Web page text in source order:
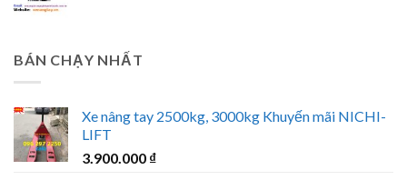
BÁN CHẠY NHẤT
Xe nâng tay 2500kg, 3000kg Khuyến mãi NICHI-
LIFT
3.900.000 ₫